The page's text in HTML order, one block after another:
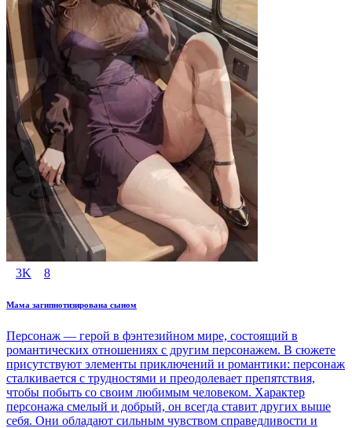
3K 8
Мама загипнотизирована сыном
Персонаж — герой в фэнтезийном мире, состоящий в
романтических отношениях с другим персонажем. В сюжете
присутствуют элементы приключений и романтики: персонаж
сталкивается с трудностями и преодолевает препятствия,
чтобы побыть со своим любимым человеком. Характер
персонажа смелый и добрый, он всегда ставит других выше
себя. Они обладают сильным чувством справедливости и